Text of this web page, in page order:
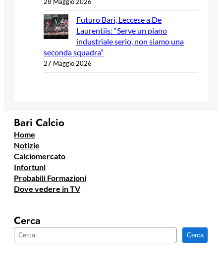
28 Maggio 2026
Futuro Bari, Leccese a De
Laurentiis: “Serve un piano
industriale serio, non siamo una
seconda squadra”
27 Maggio 2026
Bari Calcio
Home
Notizie
Calciomercato
Infortuni
Probabili Formazioni
Dove vedere in TV
Cerca
e
Cerca